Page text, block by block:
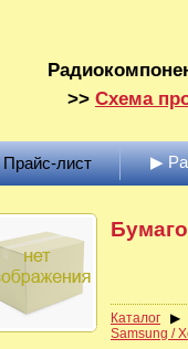
>> Схема
Прайс-лист ▶
Каталог
Samsung /